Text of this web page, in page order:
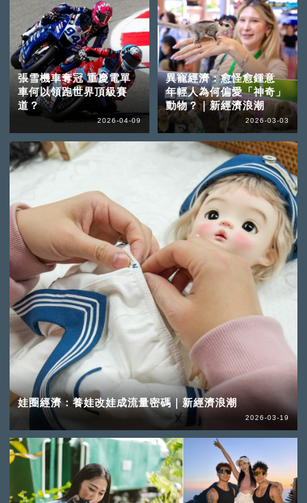
張雪機車奪冠 重慶電單
車何以領跑世界頂級賽
道？
2026-04-09
娃圈經濟：養娃改娃成流量密碼｜新經濟浪潮
2026-03-19
異寵經濟：愈怪愈鍾意
年輕人為何偏愛「神奇」
動物？｜新經濟浪潮
2026-03-03